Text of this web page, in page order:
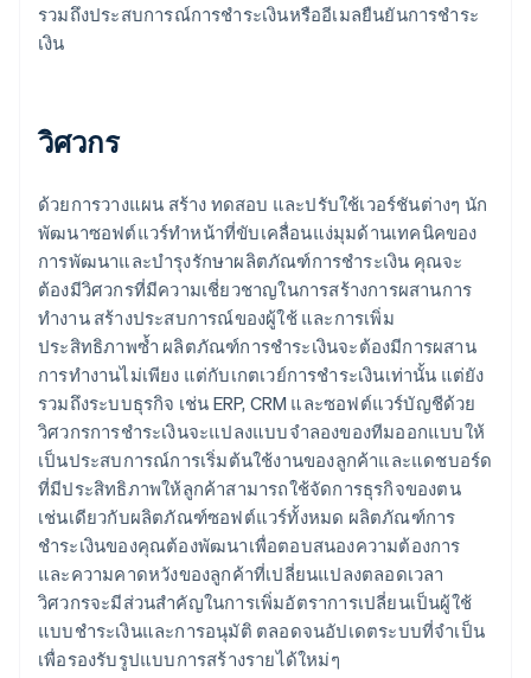
รวมถึงประสบการณ์การชำระเงินหรืออีเมลยืนยันการชำระ
เงิน
วิศวกร
ด้วยการวางแผน สร้าง ทดสอบ และปรับใช้เวอร์ชันต่างๆ นัก
พัฒนาซอฟต์แวร์ทำหน้าที่ขับเคลื่อนแง่มุมด้านเทคนิคของ
การพัฒนาและบำรุงรักษาผลิตภัณฑ์การชำระเงิน คุณจะ
ต้องมีวิศวกรที่มีความเชี่ยวชาญในการสร้างการผสานการ
ทำงาน สร้างประสบการณ์ของผู้ใช้ และการเพิ่ม
ประสิทธิภาพซ้ำ ผลิตภัณฑ์การชำระเงินจะต้องมีการผสาน
การทำงานไม่เพียง แต่กับเกตเวย์การชำระเงินเท่านั้น แต่ยัง
รวมถึงระบบธุรกิจ เช่น ERP, CRM และซอฟต์แวร์บัญชีด้วย
วิศวกรการชำระเงินจะแปลงแบบจำลองของทีมออกแบบให้
เป็นประสบการณ์การเริ่มต้นใช้งานของลูกค้าและแดชบอร์ด
ที่มีประสิทธิภาพให้ลูกค้าสามารถใช้จัดการธุรกิจของตน
เช่นเดียวกับผลิตภัณฑ์ซอฟต์แวร์ทั้งหมด ผลิตภัณฑ์การ
ชำระเงินของคุณต้องพัฒนาเพื่อตอบสนองความต้องการ
และความคาดหวังของลูกค้าที่เปลี่ยนแปลงตลอดเวลา
วิศวกรจะมีส่วนสำคัญในการเพิ่มอัตราการเปลี่ยนเป็นผู้ใช้
แบบชำระเงินและการอนุมัติ ตลอดจนอัปเดตระบบที่จำเป็น
เพื่อรองรับรูปแบบการสร้างรายได้ใหม่ๆ